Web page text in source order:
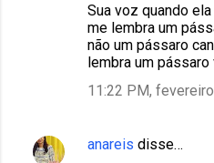
Sua voz quando
me lembra um
não um pássaro
lembra um pássaro
11:22 PM,
anareis disse…